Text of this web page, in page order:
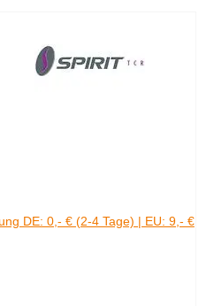
DE: 0,- € (2-4 Tage) | EU: 9,- €